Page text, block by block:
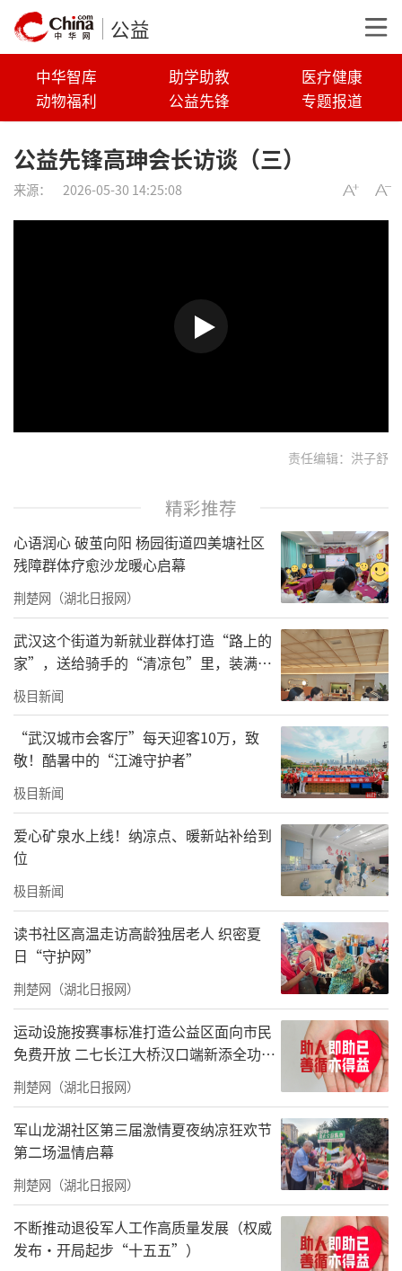
公益
中华智库 助学助教
医疗健康
动物福利
公益先锋 专题报道
公益先锋高珅会长访谈（三）
来源： 2026-05-30 14:25:08
责任编辑：洪子舒
精彩推荐
心语润心 破茧向阳 杨园街道四美塘社区
残障群体疗愈沙龙暖心启幕
荆楚网（湖北日报网）
武汉这个街道为新就业群体打造“路上的
家”，送给骑手的“清凉包”里，装满了
城市的善意与细节
极目新闻
“武汉城市会客厅”每天迎客10万，致
敬！酷暑中的“江滩守护者”
极目新闻
爱心矿泉水上线！纳凉点、暖新站补给到
位
极目新闻
读书社区高温走访高龄独居老人 织密夏
日“守护网”
荆楚网（湖北日报网）
运动设施按赛事标准打造公益区面向市民
免费开放 二七长江大桥汉口端新添全功能
体育公园
荆楚网（湖北日报网）
军山龙湖社区第三届激情夏夜纳凉狂欢节
第二场温情启幕
荆楚网（湖北日报网）
不断推动退役军人工作高质量发展（权威
发布·开局起步“十五五”）